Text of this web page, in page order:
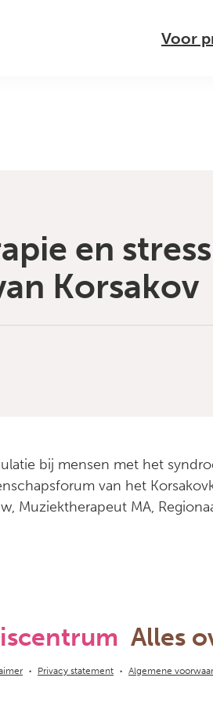
Voor
en
Korsakov
bij mensen met het
van het
Muziektherapeut MA,
Alles
Privacy statement Algemene